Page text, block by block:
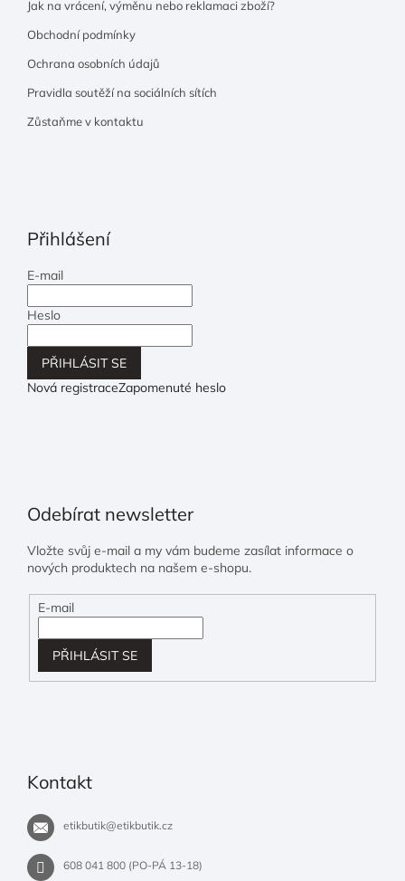
Jak na vrácení, výměnu nebo reklamaci zboží?
Obchodní podmínky
Ochrana osobních údajů
Pravidla soutěží na sociálních sítích
Zůstaňme v kontaktu
Přihlášení
E-mail
Heslo
PŘIHLÁSIT SE
Nová registraceZapomenuté heslo
Odebírat newsletter
Vložte svůj e-mail a my vám budeme zasílat informace o
nových produktech na našem e-shopu.
E-mail
PŘIHLÁSIT SE
Kontakt
etikbutik@etikbutik.cz
608 041 800 (PO-PÁ 13-18)